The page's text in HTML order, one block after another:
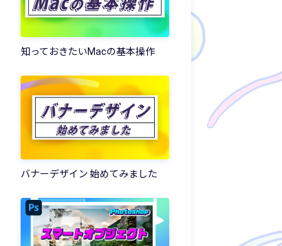
知っておきたいMacの基本操作
バナーデザイン 始めてみました